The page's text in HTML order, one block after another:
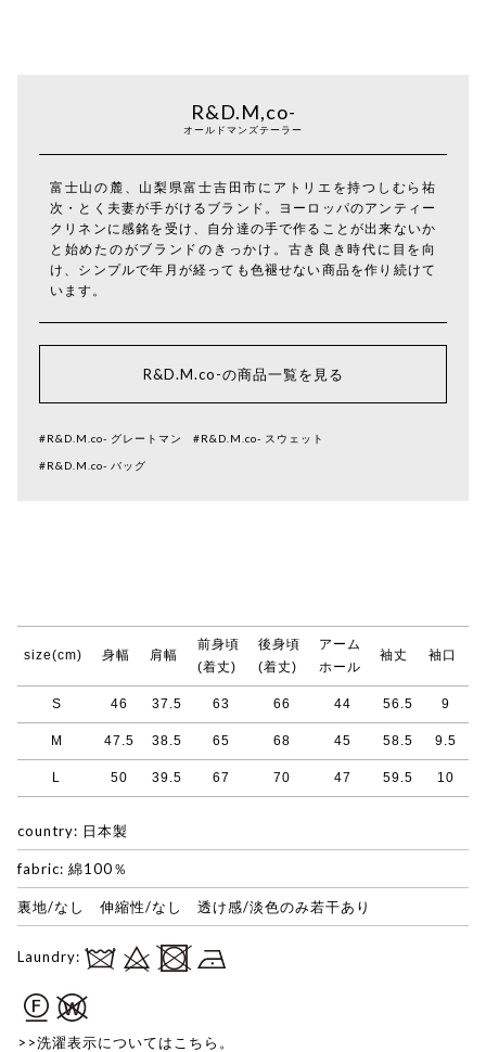
R&D.M,co-
オールドマンズテーラー
富士山の麓、山梨県富士吉田市にアトリエを持つしむら祐
次・とく夫妻が手がけるブランド。ヨーロッパのアンティー
クリネンに感銘を受け、自分達の手で作ることが出来ないか
と始めたのがブランドのきっかけ。古き良き時代に目を向
け、シンプルで年月が経っても色褪せない商品を作り続けて
います。
R&D.M.co-の商品一覧を見る
#R&D.M.co- グレートマン #R&D.M.co- スウェット
#R&D.M.co- バッグ
size(cm) 身幅 肩幅
前身頃
(着丈)
後身頃
(着丈)
アーム
ホール
袖丈 袖口
S 46 37.5 63 66 44 56.5 9
M 47.5 38.5 65 68 45 58.5 9.5
L 50 39.5 67 70 47 59.5 10
country: 日本製
fabric: 綿100％
裏地/なし 伸縮性/なし 透け感/淡色のみ若干あり
Laundry:
>>洗濯表示についてはこちら。